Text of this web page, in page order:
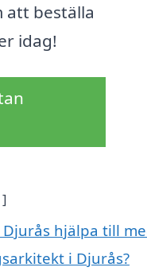
att beställa
idag!
hjälpa till
i Djurås?